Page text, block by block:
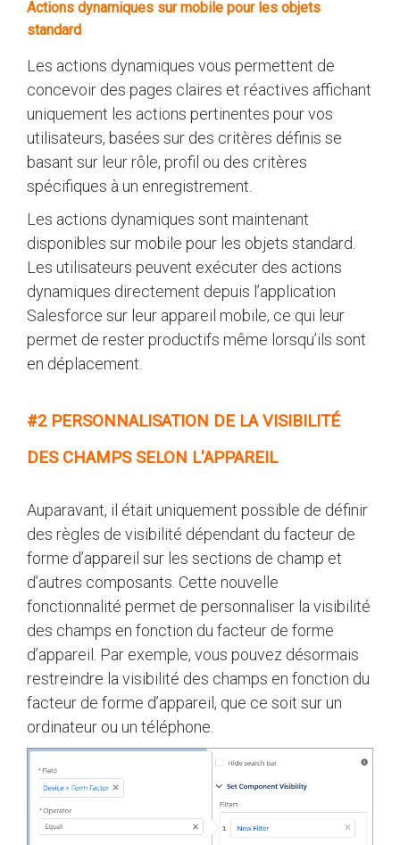
Actions dynamiques sur mobile pour les objets
standard
Les actions dynamiques vous permettent de
concevoir des pages claires et réactives affichant
uniquement les actions pertinentes pour vos
utilisateurs, basées sur des critères définis se
basant sur leur rôle, profil ou des critères
spécifiques à un enregistrement.
Les actions dynamiques sont maintenant
disponibles sur mobile pour les objets standard.
Les utilisateurs peuvent exécuter des actions
dynamiques directement depuis l’application
Salesforce sur leur appareil mobile, ce qui leur
permet de rester productifs même lorsqu’ils sont
en déplacement.
#2 PERSONNALISATION DE LA VISIBILITÉ
DES CHAMPS SELON L'APPAREIL
Auparavant, il était uniquement possible de définir
des règles de visibilité dépendant du facteur de
forme d’appareil sur les sections de champ et
d’autres composants. Cette nouvelle
fonctionnalité permet de personnaliser la visibilité
des champs en fonction du facteur de forme
d’appareil. Par exemple, vous pouvez désormais
restreindre la visibilité des champs en fonction du
facteur de forme d’appareil, que ce soit sur un
ordinateur ou un téléphone.